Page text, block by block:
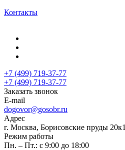
Контакты
+7 (499) 719-37-77
+7 (499) 719-37-77
Заказать звонок
E-mail
dogovor@gosobr.ru
Адрес
г. Москва, Борисовские пруды 20к1
Режим работы
Пн. – Пт.: с 9:00 до 18:00